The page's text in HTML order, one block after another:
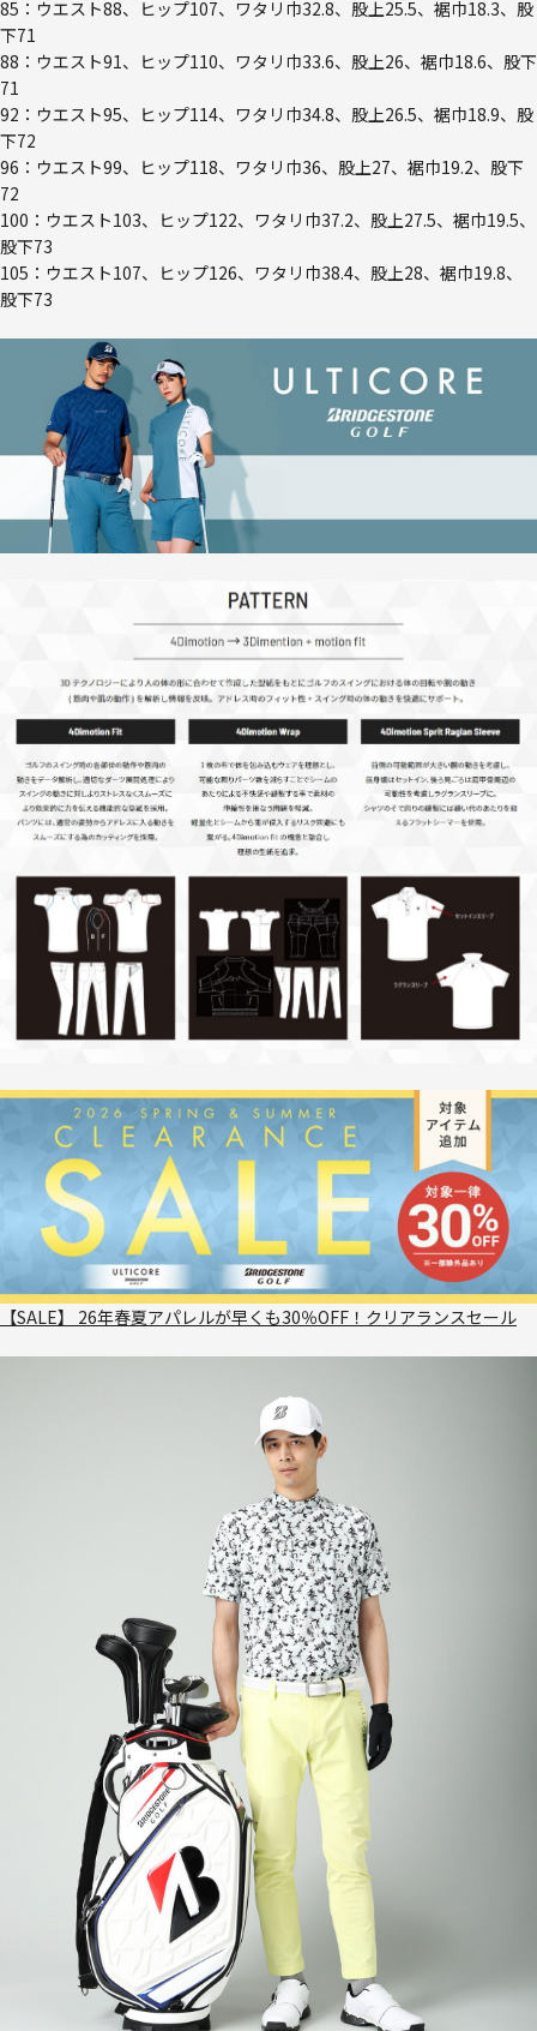
85：ウエスト88、ヒップ107、ワタリ巾32.8、股上25.5、裾巾18.3、股
下71
88：ウエスト91、ヒップ110、ワタリ巾33.6、股上26、裾巾18.6、股下
71
92：ウエスト95、ヒップ114、ワタリ巾34.8、股上26.5、裾巾18.9、股
下72
96：ウエスト99、ヒップ118、ワタリ巾36、股上27、裾巾19.2、股下
72
100：ウエスト103、ヒップ122、ワタリ巾37.2、股上27.5、裾巾19.5、
股下73
105：ウエスト107、ヒップ126、ワタリ巾38.4、股上28、裾巾19.8、
股下73
【SALE】 26年春夏アパレルが早くも30％OFF！クリアランスセール